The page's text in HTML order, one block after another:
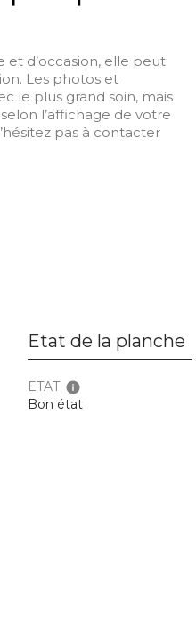
d’occasion, elle peut
Les photos et
le plus grand soin, mais
l’affichage de votre
pas à contacter
Etat de la planche
ETAT info
Bon état